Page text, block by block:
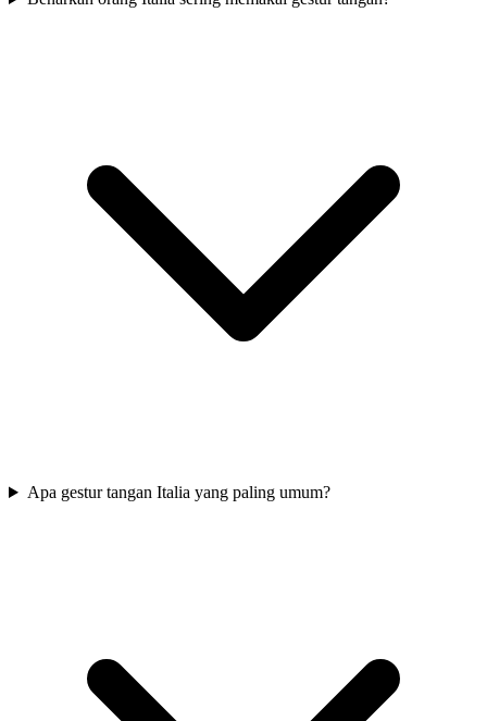
Apa gestur tangan Italia yang paling umum?